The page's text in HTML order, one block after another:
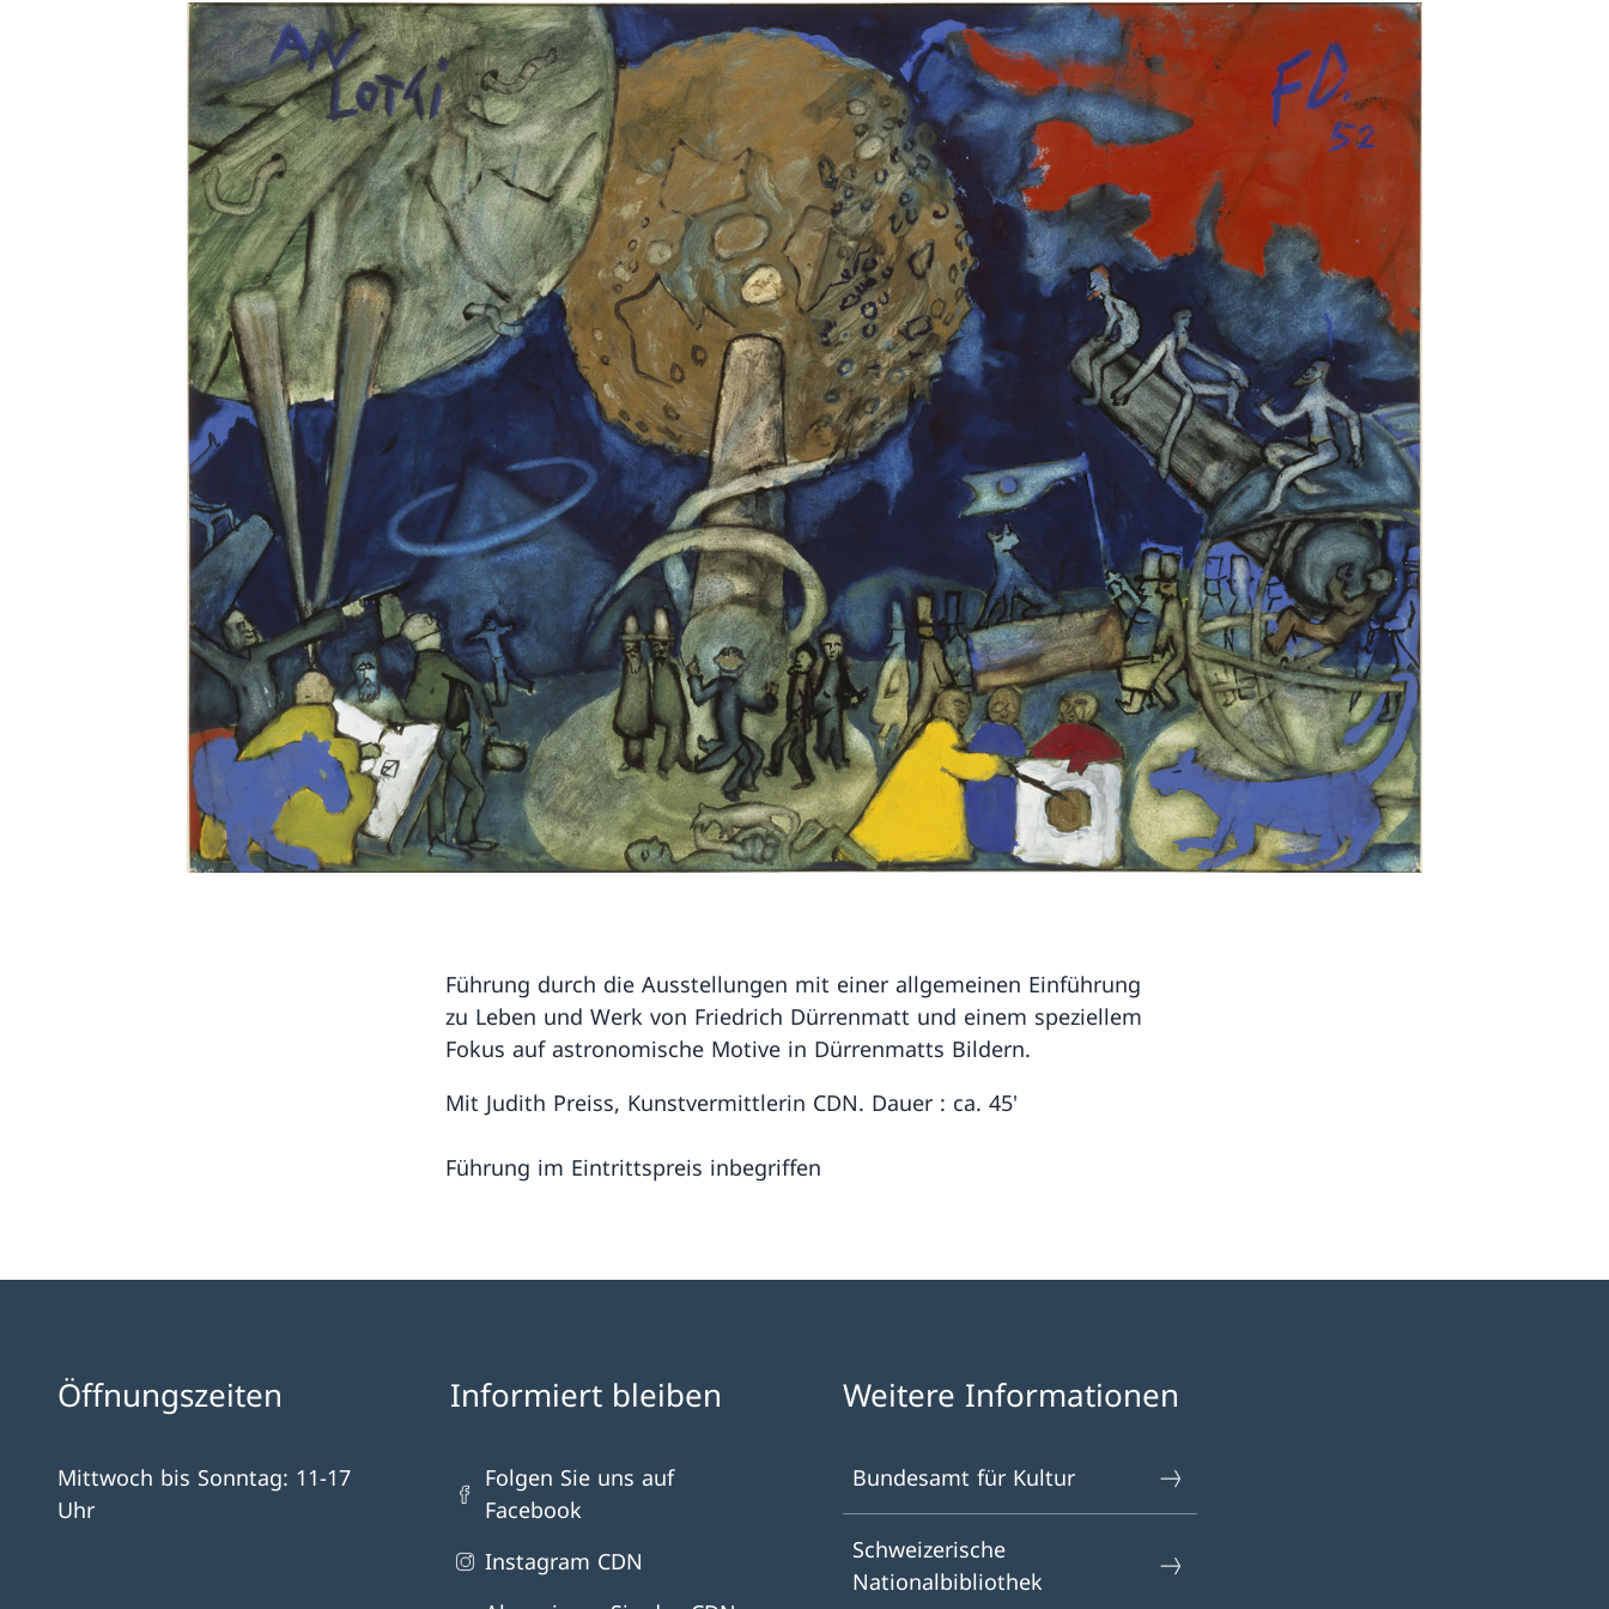
Führung durch die Ausstellungen mit einer allgemeinen Einführung
zu Leben und Werk von Friedrich Dürrenmatt und einem speziellem
Fokus auf astronomische Motive in Dürrenmatts Bildern.
Mit Judith Preiss, Kunstvermittlerin CDN. Dauer : ca. 45'
Führung im Eintrittspreis inbegriffen
Öffnungszeiten
Mittwoch bis Sonntag: 11-17
Uhr
Informiert bleiben
Folgen Sie uns auf
Facebook
Instagram CDN
Weitere Informationen
Bundesamt für Kultur
Schweizerische
Nationalbibliothek